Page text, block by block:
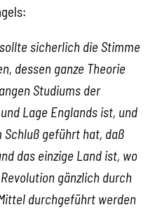
sicherlich die Stimme
dessen ganze Theorie
Studiums der
Lage Englands ist, und
Schluß geführt hat, daß
das einzige Land ist, wo
gänzlich durch
durchgeführt werden